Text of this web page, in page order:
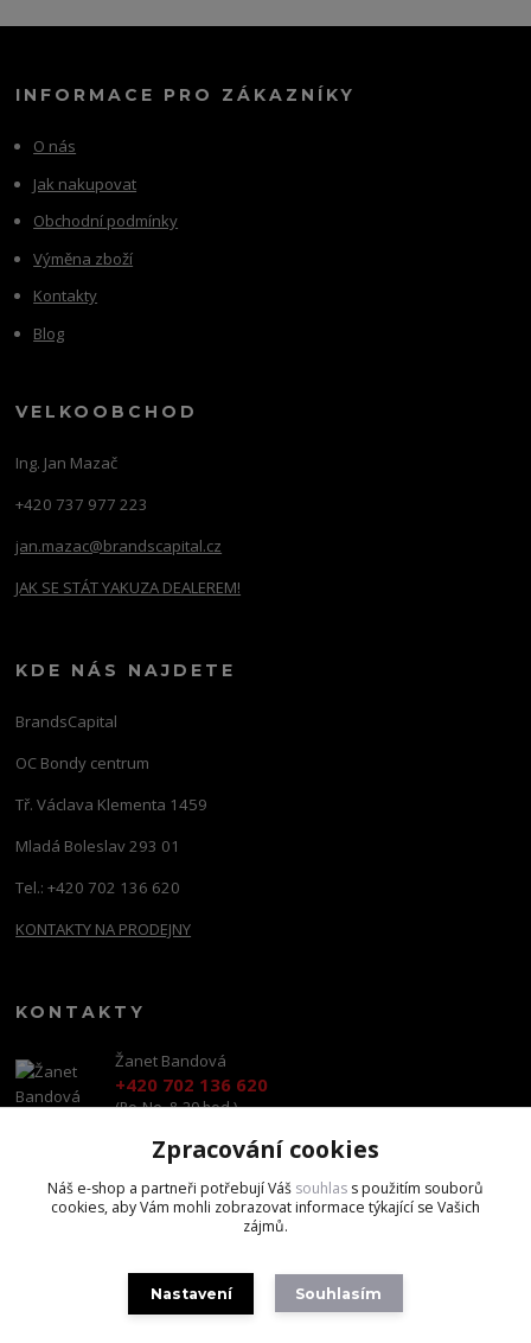
INFORMACE PRO ZÁKAZNÍKY
O nás
Jak nakupovat
Obchodní podmínky
Výměna zboží
Kontakty
Blog
VELKOOBCHOD
Ing. Jan Mazač
+420 737 977 223
jan.mazac@brandscapital.cz
JAK SE STÁT YAKUZA DEALEREM!
KDE NÁS NAJDETE
BrandsCapital
OC Bondy centrum
Tř. Václava Klementa 1459
Mladá Boleslav 293 01
Tel.: +420 702 136 620
KONTAKTY NA PRODEJNY
KONTAKTY
Žanet Bandová
+420 702 136 620
(Po-Ne, 8-20 hod.)
shop@brandscapital.cz
Zpracování cookies
Náš e-shop a partneři potřebují Váš souhlas s použitím souborů
cookies, aby Vám mohli zobrazovat informace týkající se Vašich
zájmů.
Nastavení Souhlasím